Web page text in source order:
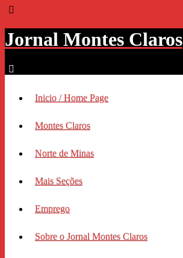
Jornal Montes Claros
Inicio / Home Page
Montes Claros
Norte de Minas
Mais Seções
Emprego
Sobre o Jornal Montes Claros